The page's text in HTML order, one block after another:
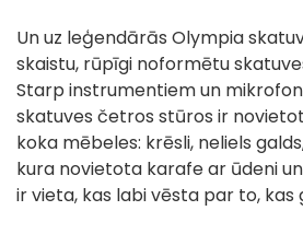
Un uz leģendārās Olympia
skaistu, rūpīgi noformētu
Starp instrumentiem un
skatuves četros stūros ir
koka mēbeles: krēsli, neliels
kura novietota karafe ar ūdeni
ir vieta, kas labi vēsta par to, kas